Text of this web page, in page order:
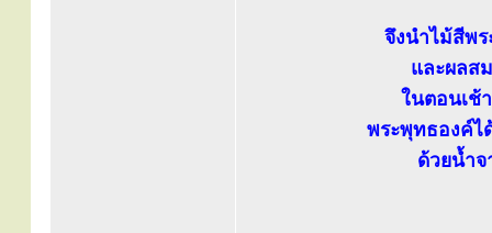
จึงนำไม้สีพ
และผลส
ในตอนเช้
พระพุทธองค์ไ
ด้วยน้ำ